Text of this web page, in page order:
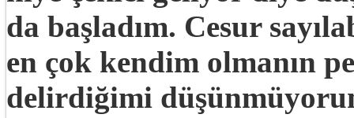
da başladım. Cesur
en çok kendim olmanın
delirdiğimi